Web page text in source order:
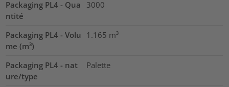
Packaging PL4 - Qua
ntité
3000
Packaging PL4 - Volu
me (m³)
1.165 m³
Packaging PL4 - nat
ure/type
Palette